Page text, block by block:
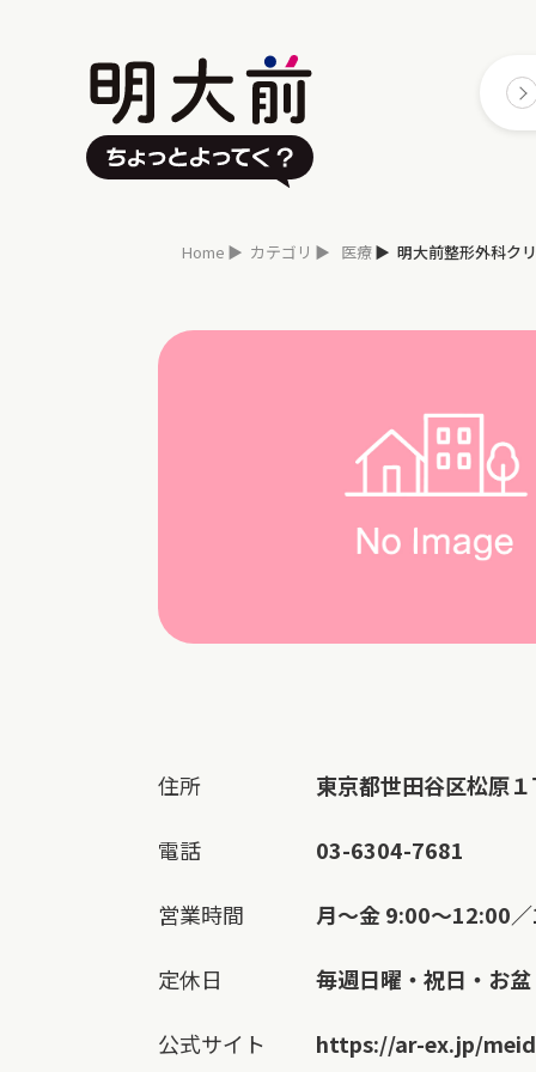
Home カテゴリ 医療 明大前整形外科ク
住所 東京都世田谷区松原
電話 03-6304-7681
営業時間 月～金 9:00～12:00
定休日 毎週日曜・祝日・お
公式サイト https://ar-ex.jp/